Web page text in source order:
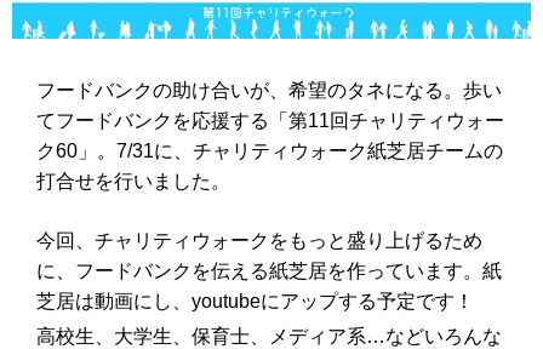
フードバンクの助け合いが、希望のタネになる。歩い
てフードバンクを応援する「第11回チャリティウォー
ク60」。7/31に、チャリティウォーク紙芝居チームの
打合せを行いました。
今回、チャリティウォークをもっと盛り上げるため
に、フードバンクを伝える紙芝居を作っています。紙
芝居は動画にし、youtubeにアップする予定です！
高校生、大学生、保育士、メディア系…などいろんな